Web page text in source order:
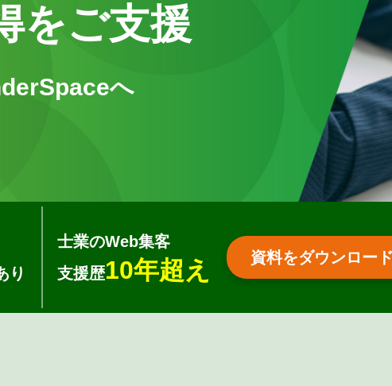
をご支援
へ
り
士業のWeb集客
支援歴10年超え 資料をダウンロー